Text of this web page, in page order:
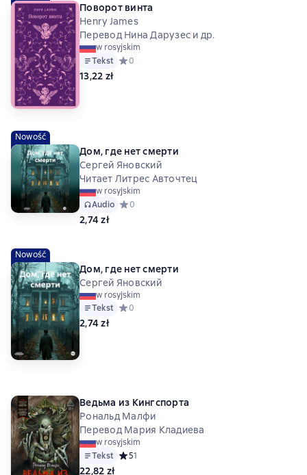
Поворот винта
Henry James
Перевод Нина Дарузес и др.
w rosyjskim
Tekst Средний рейтинг 0 на основе 0 оценок
0
13,22 zł
Nowość
Дом, где нет смерти
Сергей Яновский
Читает Литрес Авточтец
w rosyjskim
Audio Средний рейтинг 0 на основе 0 оценок
0
2,74 zł
Nowość
Дом, где нет смерти
Сергей Яновский
w rosyjskim
Tekst Средний рейтинг 0 на основе 0 оценок
0
2,74 zł
Ведьма из Кингспорта
Рональд Малфи
Перевод Мария Кладиева
w rosyjskim
Tekst Средний рейтинг 5 на основе 1 оценок
51
22,82 zł